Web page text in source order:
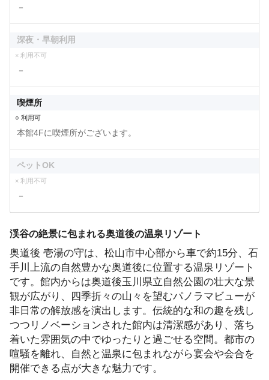
－
深夜・早朝利用
× 利用不可
－
喫煙所
○ 利用可
本館4Fに喫煙所がございます。
ペットOK
× 利用不可
－
渓谷の絶景に包まれる奥道後の温泉リゾート
奥道後 壱湯の守は、松山市中心部から車で約15分、石
手川上流の自然豊かな奥道後に位置する温泉リゾート
です。館内からは奥道後玉川県立自然公園の壮大な景
観が広がり、四季折々の山々を望むパノラマビューが
非日常の解放感を演出します。伝統的な和の趣を残し
つつリノベーションされた館内は清潔感があり、落ち
着いた雰囲気の中でゆったりと過ごせる空間。都市の
喧騒を離れ、自然と温泉に包まれながら宴会や会合を
開催できる点が大きな魅力です。